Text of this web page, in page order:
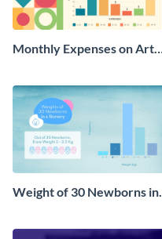
Monthly Expenses on Art
Weight of 30 Newborns in